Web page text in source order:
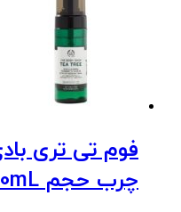
فوم تی تری
چرب حجم 150mL